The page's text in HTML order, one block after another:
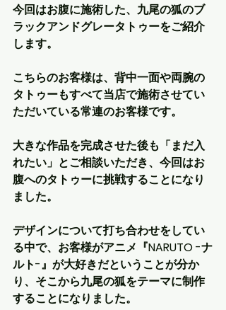
今回はお腹に施術した、九尾の狐のブ
ラックアンドグレータトゥーをご紹介
します。
こちらのお客様は、背中一面や両腕の
タトゥーもすべて当店で施術させてい
ただいている常連のお客様です。
大きな作品を完成させた後も「まだ入
れたい」とご相談いただき、今回はお
腹へのタトゥーに挑戦することになり
ました。
デザインについて打ち合わせをしてい
る中で、お客様がアニメ『NARUTO -ナ
ルト-』が大好きだということが分か
り、そこから九尾の狐をテーマに制作
することになりました。